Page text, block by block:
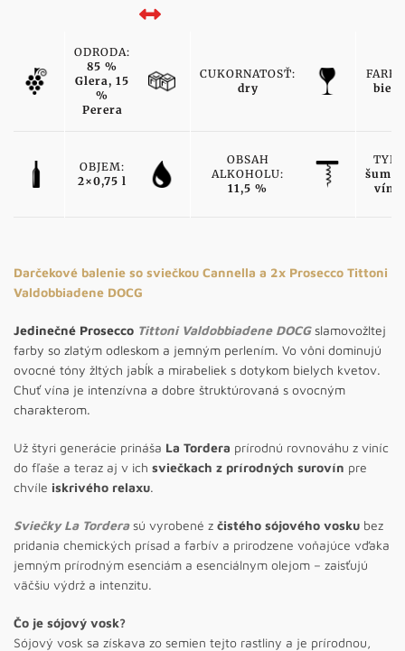
ODRODA:
85 %
Glera, 15
%
Perera
CUKORNATOSŤ:
dry
biele
OBJEM:
2×0,75 l
OBSAH
ALKOHOLU:
11,5 %
TYP:
víno
Darčekové balenie so sviečkou Cannella a 2x Prosecco Tittoni
Valdobbiadene DOCG
Jedinečné Prosecco Tittoni Valdobbiadene DOCGslamovožltej
farby so zlatým odleskom a jemným perlením. Vo vôni dominujú
ovocné tóny žltých jabĺk a mirabeliek s dotykom bielych kvetov.
Chuť vína je intenzívna a dobre štruktúrovaná s ovocným
charakterom.
Už štyri generácie prináša La Tordera prírodnú rovnováhu z viníc
do fľaše a teraz aj v ich sviečkach z prírodných surovín pre
chvíle iskrivého relaxu.
Sviečky La Torderasú vyrobené z čistého sójového vosku bez
pridania chemických prísad a farbív a prirodzene voňajúce vďaka
jemným prírodným esenciám a esenciálnym olejom – zaisťujú
väčšiu výdrž a intenzitu.
Čo je sójový vosk?
Sójový vosk sa získava zo semien tejto rastliny a je prírodnou,